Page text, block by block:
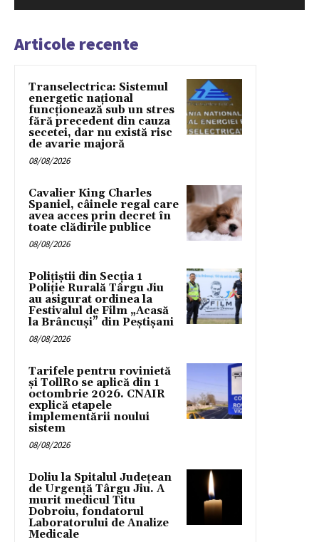
Articole recente
Transelectrica: Sistemul
energetic național
funcționează sub un stres
fără precedent din cauza
secetei, dar nu există risc
de avarie majoră
08/08/2026
Cavalier King Charles
Spaniel, câinele regal care
avea acces prin decret în
toate clădirile publice
08/08/2026
Polițiștii din Secția 1
Poliție Rurală Târgu Jiu
au asigurat ordinea la
Festivalul de Film „Acasă
la Brâncuși” din Peștișani
08/08/2026
Tarifele pentru rovinietă
și TollRo se aplică din 1
octombrie 2026. CNAIR
explică etapele
implementării noului
sistem
08/08/2026
Doliu la Spitalul Județean
de Urgență Târgu Jiu. A
murit medicul Titu
Dobroiu, fondatorul
Laboratorului de Analize
Medicale